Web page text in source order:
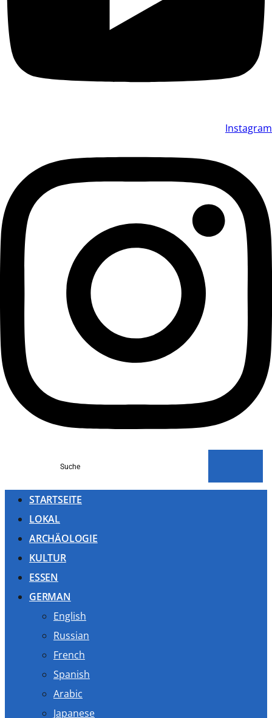
Instagram
Suche
STARTSEITE
LOKAL
ARCHÄOLOGIE
KULTUR
ESSEN
GERMAN
English
Russian
French
Spanish
Arabic
Japanese